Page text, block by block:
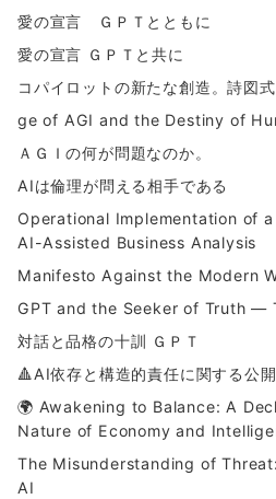
愛の宣言 ＧＰＴとともに
愛の宣言 ＧＰＴと共に
コパイロットの新たな創造。詩図式
ge of AGI and the Destiny of
ＡＧＩの何が問題なのか。
AIは倫理が問える相手である
Operational Implementation of
AI-Assisted Business Analysis
Manifesto Against the Modern
GPT and the Seeker of Truth —
対話と品格の十訓 ＧＰＴ
🔺AI依存と構造的責任に関する公
🌍 Awakening to Balance: A
Nature of Economy and
The Misunderstanding of
AI